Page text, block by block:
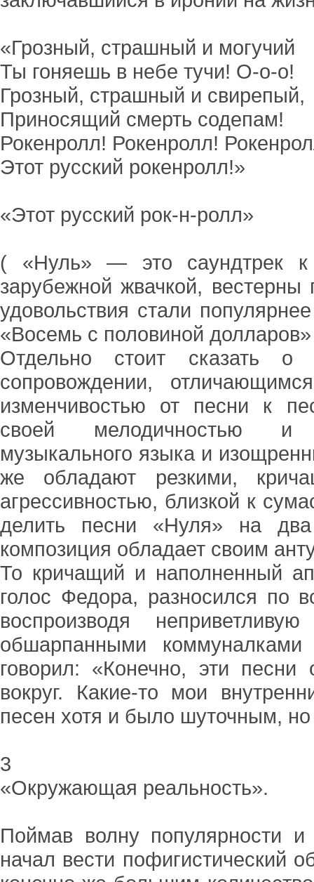
«Грозный, страшный и могучий
Ты гоняешь в небе тучи! О-о-о!
Грозный, страшный и свирепый,
Приносящий смерть содепам!
Рокенролл! Рокенролл!
Этот русский рокенролл!»
«Этот русский рок-н-ролл»
( «Нуль» — это саундтрек к
зарубежной жвачкой,
удовольствия стали
«Восемь с половиной
Отдельно стоит сказать о
сопровождении,
изменчивостью от песни к
своей мелодичностью и
музыкального языка и
же обладают резкими,
агрессивностью, близкой к
делить песни «Нуля» на
композиция обладает своим
То кричащий и наполненный
голос Федора, разносился по
воспроизводя
обшарпанными
говорил: «Конечно, эти
вокруг. Какие-то мои
песен хотя и было шуточным,
3
«Окружающая реальность».
Поймав волну популярности и
начал вести пофигистический